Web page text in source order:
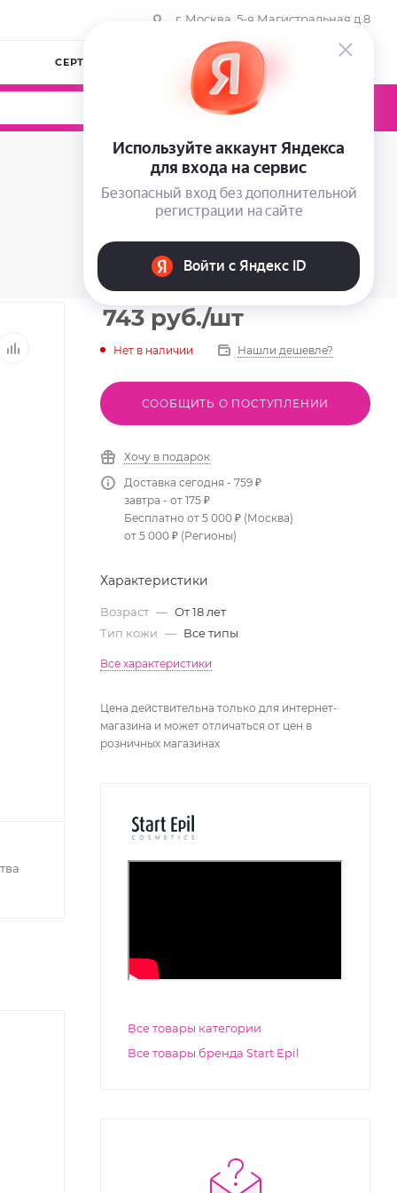
г. Москва, 5-я Магистральная д.8
СЕРТИФИКАТЫ КОМПАНИЯ
0
00
743 руб./шт
Нет в наличии Нашли дешевле?
СООБЩИТЬ О ПОСТУПЛЕНИИ
Хочу в подарок
Доставка сегодня - 759 ₽
завтра - от 175 ₽
Бесплатно от 5 000 ₽ (Москва)
от 5 000 ₽ (Регионы)
Характеристики
Возраст — От 18 лет
Тип кожи — Все типы
Все характеристики
Цена действительна только для интернет-
магазина и может отличаться от цен в
розничных магазинах
Все товары категории
Все товары бренда Start Epil